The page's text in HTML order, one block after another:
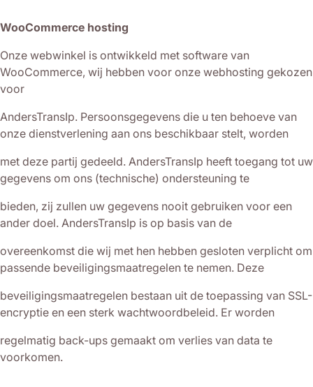
WooCommerce hosting
Onze webwinkel is ontwikkeld met software van
WooCommerce, wij hebben voor onze webhosting gekozen
voor
AndersTransIp. Persoonsgegevens die u ten behoeve van
onze dienstverlening aan ons beschikbaar stelt, worden
met deze partij gedeeld. AndersTransIp heeft toegang tot uw
gegevens om ons (technische) ondersteuning te
bieden, zij zullen uw gegevens nooit gebruiken voor een
ander doel. AndersTransIp is op basis van de
overeenkomst die wij met hen hebben gesloten verplicht om
passende beveiligingsmaatregelen te nemen. Deze
beveiligingsmaatregelen bestaan uit de toepassing van SSL-
encryptie en een sterk wachtwoordbeleid. Er worden
regelmatig back-ups gemaakt om verlies van data te
voorkomen.